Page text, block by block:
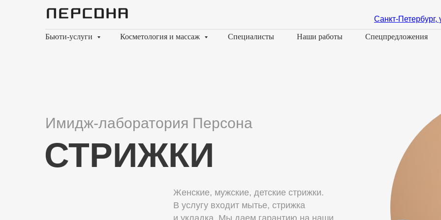
Санкт-Петербург,
Бьюти-услуги Косметология и массаж Специалисты Наши работы Спецпредложения
Имидж-лаборатория Персона
Женские, мужские, детские стрижки.
В услугу входит мытье, стрижка
и укладка. Мы даем гарантию на наши
СТРИЖКИ